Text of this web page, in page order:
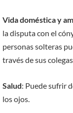
Vida doméstica y
la disputa con el
personas solteras
través de sus
Salud: Puede sufrir
los ojos.